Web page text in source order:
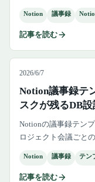
Notion 議事録
記事を読む
2026/6/7
Notion議事録テ
スクが残るDB設
Notionの議事録テン
ロジェクト会議ごと
Notion 議事録 テン
記事を読む